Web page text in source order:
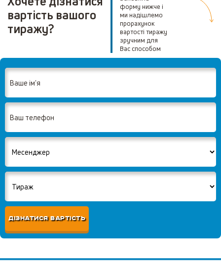
вартість вашого
тиражу?
форму нижче і
ми надішлемо
прорахунок
вартості тиражу
зручним для
Вас способом
ДІЗНАТИСЯ ВАРТІСТЬ